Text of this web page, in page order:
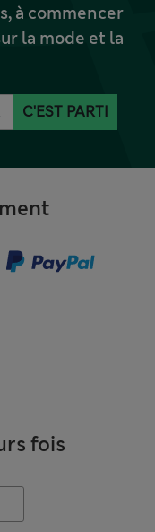
à commencer
la mode et la
C'EST PARTI
fois